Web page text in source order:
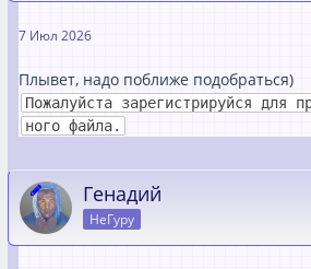
7 Июл 2026
Плывет, надо поближе подобраться)
Пожалуйста зарегистрируйся для
ного файла.
Генадий
НеГуру